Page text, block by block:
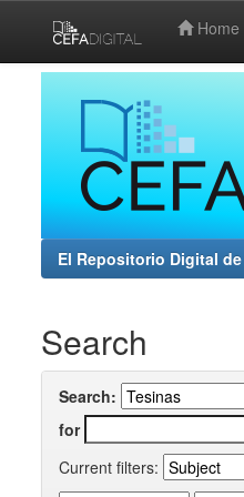
Home
El Repositorio Digital
Search
Search:
for
Current filters: